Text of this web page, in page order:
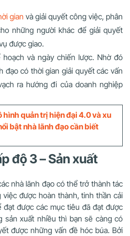
gian và giải quyết công việc, phân
những người khác để giải quyết
được giao.
và ngày chiến lược. Nhờ đó
đạo có thời gian giải quyết các vấn
ra hướng đi của doanh nghiệp
hình quản trị hiện đại 4.0 và xu
bật nhà lãnh đạo cần biết
độ 3 – Sản xuất
nhà lãnh đạo có thể trở thành tác
việc được hoàn thành, tinh thần cải
đạt được các mục tiêu đã đạt được
sản xuất nhiều thì bạn sẽ càng có
được những vấn đề hóc búa. Bởi